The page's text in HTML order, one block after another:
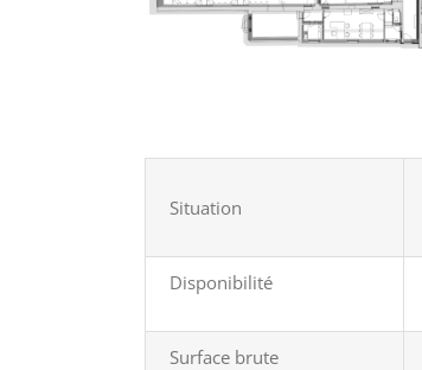
Situation
Disponibilité
Surface brute